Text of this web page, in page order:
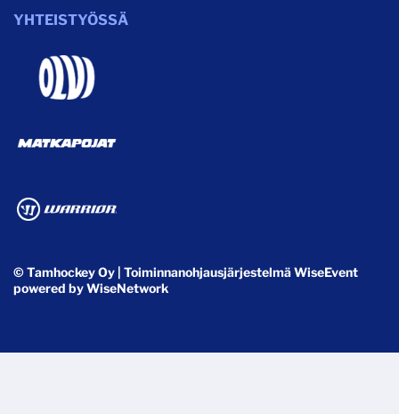
YHTEISTYÖSSÄ
© Tamhockey Oy | ToiminnanohjausjärjestelmäWiseEvent
powered byWiseNetwork